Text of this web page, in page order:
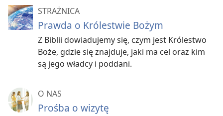
STRAŻNICA
Prawda o Królestwie Bożym
Z Biblii dowiadujemy się, czym jest Królestwo
Boże, gdzie się znajduje, jaki ma cel oraz kim
są jego władcy i poddani.
O NAS
Prośba o wizytę